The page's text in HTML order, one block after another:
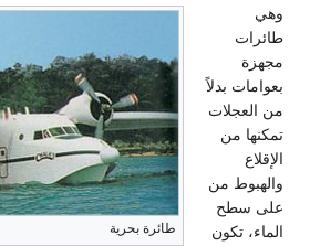
طائرة بحرية
وهي
طائرات
مجهزة
بعوامات بدلاً
من العجلات
تمكنها من
الإقلاع
والهبوط من
على سطح
الماء، تكون